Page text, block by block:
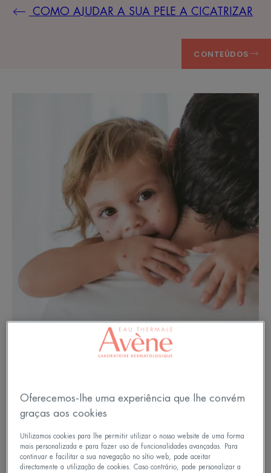
COMO AJUDAR A SUA PELE A CICATRIZAR
CONTEÚDOS
As bases sobre a varicela e as
suas manchas
A varicela é uma doença benigna, mas altamente
contagiosa causada pelo vírus da varicela zoster.
Oferecemos-lhe uma experiência que lhe convém
graças aos cookies
Utilizamos cookies para lhe permitir utilizar o nosso website de uma forma
mais personalizada e para fazer uso de funcionalidades avançadas. Para
continuar e facilitar a sua navegação no sítio web, pode aceitar
directamente a utilização de cookies. Caso contrário, pode personalizar a